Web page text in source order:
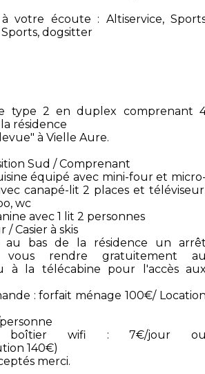
à votre écoute : Altiservice,
dogsitter
type 2 en duplex comprenant
résidence
à Vielle Aure.
Sud / Comprenant
équipé avec mini-four et
canapé-lit 2 places et
wc
avec 1 lit 2 personnes
Casier à skis
au bas de la résidence un
rendre gratuitement
à la télécabine pour l'accès
: forfait ménage 100€/
boîtier wifi : 7€/jour
140€)
merci.